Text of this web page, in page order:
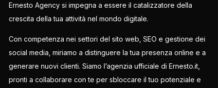
Ernesto Agency si impegna a essere il catalizzatore della
crescita della tua attività nel mondo digitale.
Con competenza nei settori del sito web, SEO e gestione dei
social media, miriamo a distinguere la tua presenza online e a
generare nuovi clienti. Siamo l’agenzia ufficiale di Ernesto.it,
pronti a collaborare con te per sbloccare il tuo potenziale e